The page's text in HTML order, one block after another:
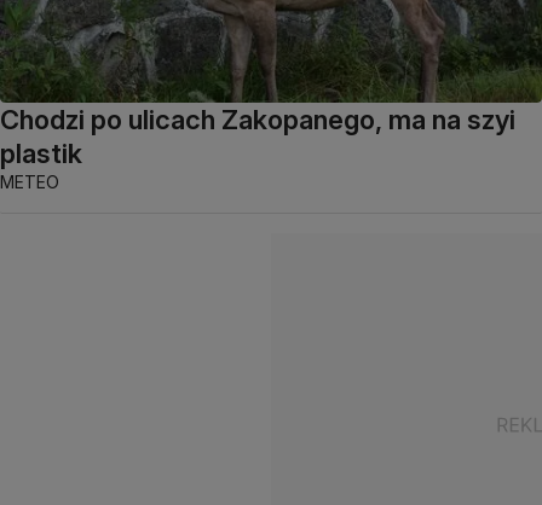
Chodzi po ulicach Zakopanego, ma na szyi
plastik
METEO